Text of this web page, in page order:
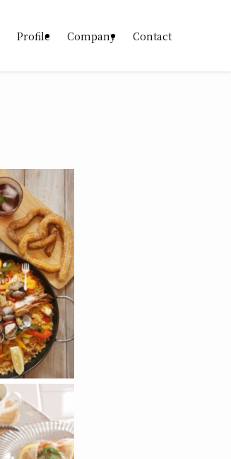
Profile Company Contact